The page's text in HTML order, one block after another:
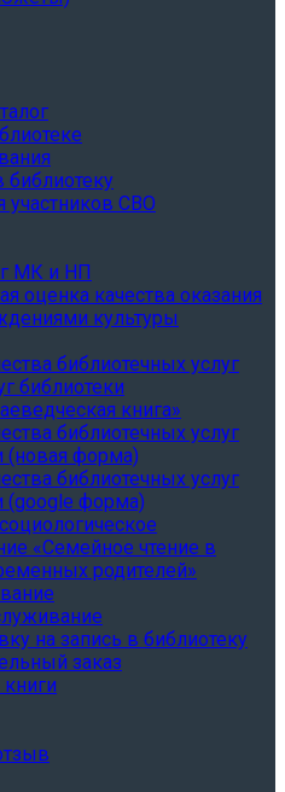
библиотеку
СВО
МК и НП
оценка качества оказания
культуры
библиотечных услуг
библиотеки
книга»
библиотечных услуг
(новая форма)
библиотечных услуг
(google форма)
«Семейное чтение в
родителей»
на запись в библиотеку
заказ